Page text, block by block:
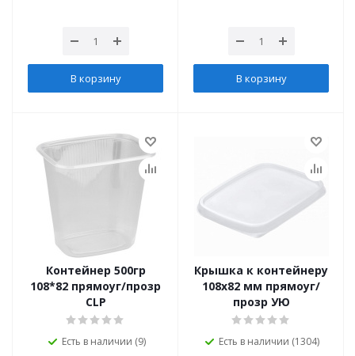
В корзину В корзину
Контейнер 500гр
108*82 прямоуг/прозр
CLP
Есть в наличии (9)
Крышка к контейнеру
108х82 мм прямоуг/
прозр УЮ
Есть в наличии (1304)